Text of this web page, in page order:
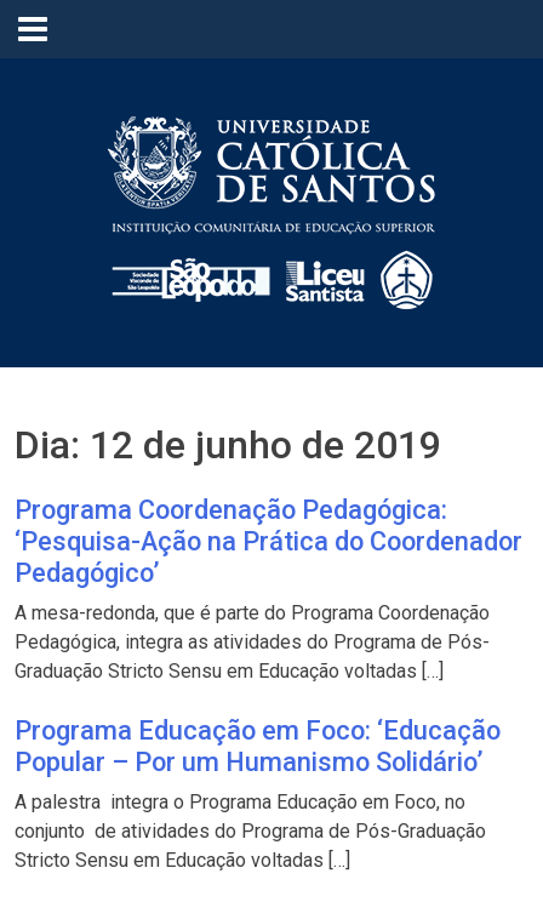
≡
Dia: 12 de junho de 2019
Programa Coordenação Pedagógica:
‘Pesquisa-Ação na Prática do Coordenador
Pedagógico’
A mesa-redonda, que é parte do Programa Coordenação
Pedagógica, integra as atividades do Programa de Pós-
Graduação Stricto Sensu em Educação voltadas […]
Programa Educação em Foco: ‘Educação
Popular – Por um Humanismo Solidário’
A palestra integra o Programa Educação em Foco, no
conjunto de atividades do Programa de Pós-Graduação
Stricto Sensu em Educação voltadas […]